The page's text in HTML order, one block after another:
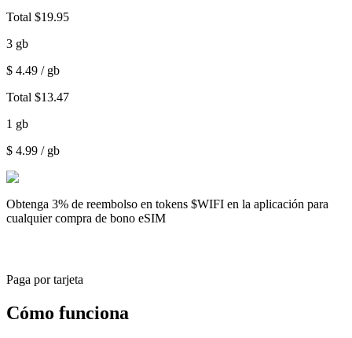
Total $19.95
3 gb
$ 4.49 / gb
Total $13.47
1 gb
$ 4.99 / gb
Obtenga 3% de reembolso en tokens $WIFI en la aplicación para
cualquier compra de bono eSIM
Paga por tarjeta
Cómo funciona